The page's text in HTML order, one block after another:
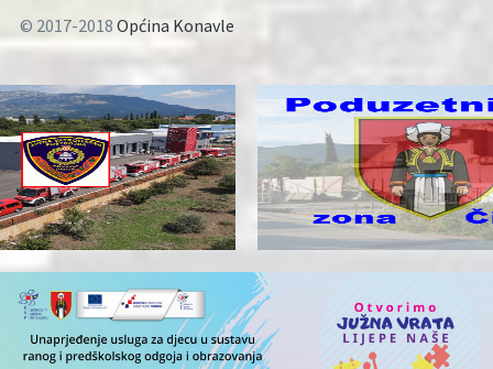
© 2017-2018 Općina Konavle